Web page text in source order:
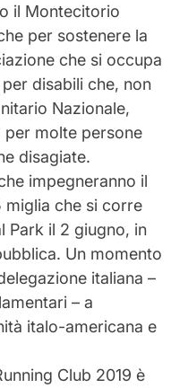
il Montecitorio
per sostenere la
che si occupa
disabili che, non
Nazionale,
molte persone
disagiate.
impegneranno il
miglia che si corre
Park il 2 giugno, in
Un momento
italiana –
– a
italo-americana e
Club 2019 è